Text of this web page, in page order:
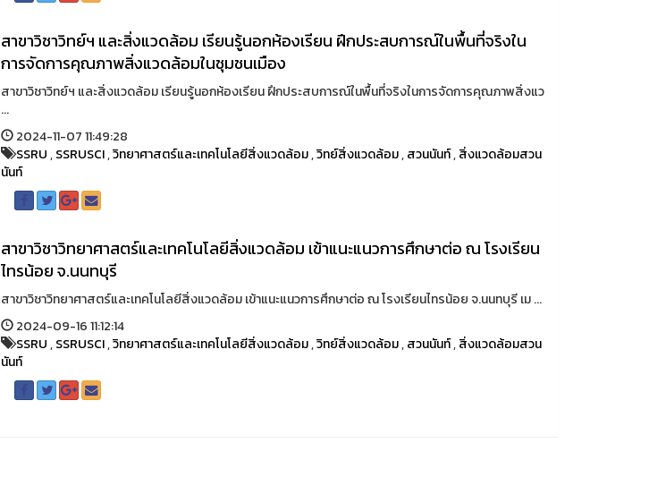
สาขาวิชาวิทย์ฯ และสิ่งแวดล้อม เรียนรู้นอกห้องเรียน ฝึกประสบการณ์ในพื้นที่จริงใน
การจัดการคุณภาพสิ่งแวดล้อมในชุมชนเมือง
สาขาวิชาวิทย์ฯ และสิ่งแวดล้อม เรียนรู้นอกห้องเรียน ฝึกประสบการณ์ในพื้นที่จริงในการจัดการคุณภาพสิ่งแว
...
2024-11-07 11:49:28
SSRU,SSRUSCI,วิทยาศาสตร์และเทคโนโลยีสิ่งแวดล้อม,วิทย์สิ่งแวดล้อม,สวนนันท์,สิ่งแวดล้อมสวน
นันท์
สาขาวิชาวิทยาศาสตร์และเทคโนโลยีสิ่งแวดล้อม เข้าแนะแนวการศึกษาต่อ ณ โรงเรียน
ไทรน้อย จ.นนทบุรี
สาขาวิชาวิทยาศาสตร์และเทคโนโลยีสิ่งแวดล้อม เข้าแนะแนวการศึกษาต่อ ณ โรงเรียนไทรน้อย จ.นนทบุรี เม ...
2024-09-16 11:12:14
SSRU,SSRUSCI,วิทยาศาสตร์และเทคโนโลยีสิ่งแวดล้อม,วิทย์สิ่งแวดล้อม,สวนนันท์,สิ่งแวดล้อมสวน
นันท์